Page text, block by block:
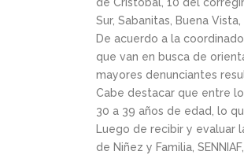
Sur, Sabanitas, Buena
De acuerdo a la
que van en busca de
mayores denunciantes
Cabe destacar que entre
30 a 39 años de edad, lo
Luego de recibir y evaluar
de Niñez y Familia,